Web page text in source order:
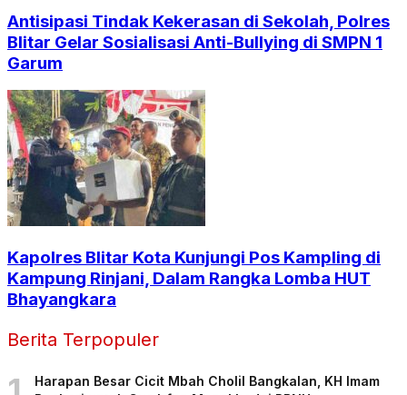
Antisipasi Tindak Kekerasan di Sekolah, Polres
Blitar Gelar Sosialisasi Anti-Bullying di SMPN 1
Garum
Kapolres Blitar Kota Kunjungi Pos Kampling di
Kampung Rinjani, Dalam Rangka Lomba HUT
Bhayangkara
Berita Terpopuler
Harapan Besar Cicit Mbah Cholil Bangkalan, KH Imam